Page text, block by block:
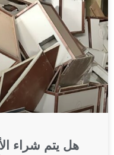
هل يتم شراء